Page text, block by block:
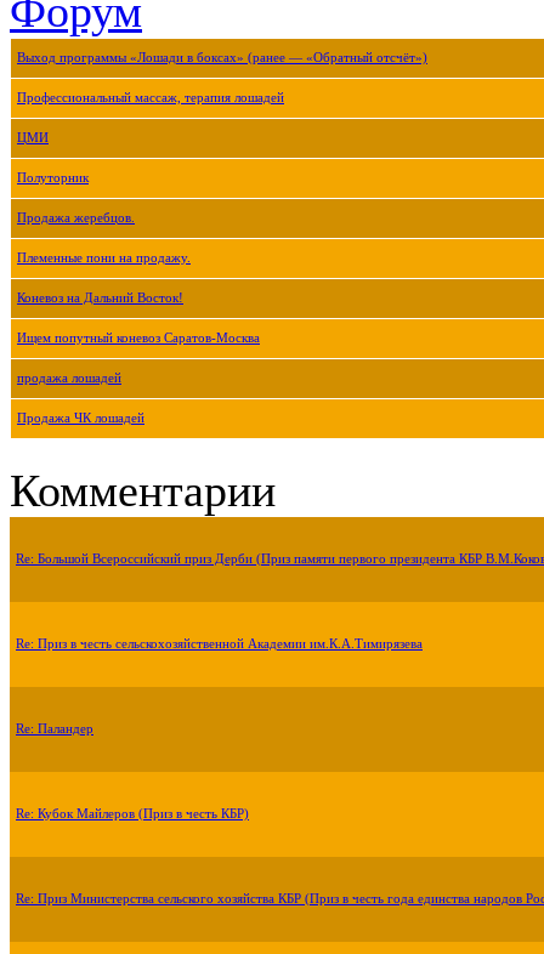
Форум
Выход программы «Лошади в боксах» (ранее — «Обратный отсчёт»)
Профессиональный массаж, терапия лошадей
ЦМИ
Полуторник
Продажа жеребцов.
Племенные пони на продажу.
Коневоз на Дальний Восток!
Ищем попутный коневоз Саратов-Москва
продажа лошадей
Продажа ЧК лошадей
Комментарии
Re: Большой Всероссийский приз Дерби (Приз памяти первого президента КБР
Re: Приз в честь сельскохозяйственной Академии им.К.А.Тимирязева
Re: Паландер
Re: Кубок Майлеров (Приз в честь КБР)
Re: Приз Министерства сельского хозяйства КБР (Приз в честь года единства народов